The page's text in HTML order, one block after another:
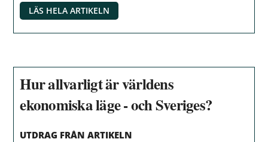
LÄS HELA ARTIKELN
Hur allvarligt är världens
ekonomiska läge - och Sveriges?
UTDRAG FRÅN ARTIKELN